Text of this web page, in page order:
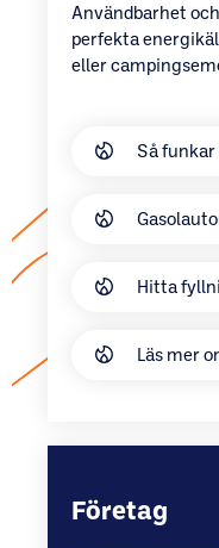
Användbarhet
perfekta
eller
Så
Hitta
Läs mer
Företag